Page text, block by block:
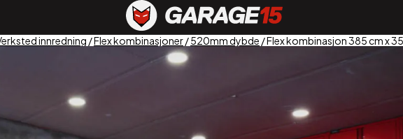
innredning /Flex kombinasjoner/520mm dybde / Flex kombinasjon 385 cm x